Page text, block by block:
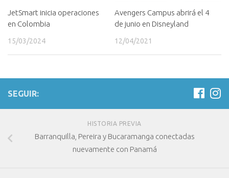
JetSmart inicia operaciones
en Colombia
15/03/2024
Avengers Campus abrirá el 4
de junio en Disneyland
12/04/2021
SEGUIR:
HISTORIA PREVIA
Barranquilla, Pereira y Bucaramanga conectadas
nuevamente con Panamá